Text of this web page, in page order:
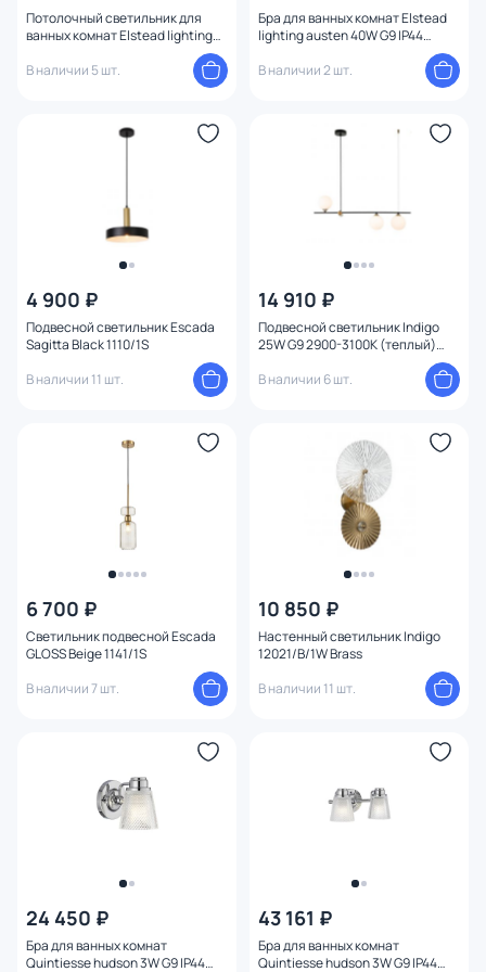
Потолочный светильник для
ванных комнат Elstead lighting
welland 25W LED IP54 WELLAND-
F-AB
В наличии 5 шт.
Бра для ванных комнат Elstead
lighting austen 40W G9 IP44
В наличии 2 шт.
4 900 ₽
Подвесной светильник Escada
Sagitta Black 1110/1S
В наличии 11 шт.
14 910 ₽
Подвесной светильник Indigo
25W G9 2900-3100К (теплый)
В наличии 6 шт.
6 700 ₽
Светильник подвесной Escada
GLOSS Beige 1141/1S
В наличии 7 шт.
10 850 ₽
Настенный светильник Indigo
12021/B/1W Brass
В наличии 11 шт.
24 450 ₽
Бра для ванных комнат
Quintiesse hudson 3W G9 IP44
43 161 ₽
Бра для ванных комнат
Quintiesse hudson 3W G9 IP44